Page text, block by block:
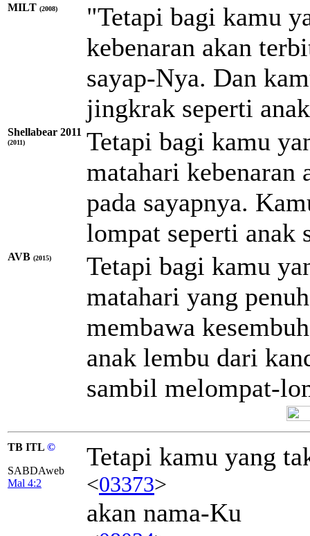
MILT (2008)
"Tetapi bagi kamu
kebenaran akan
sayap-Nya. Dan
jingkrak seperti
Shellabear 2011
(2011)
Tetapi bagi kamu
matahari kebenaran
pada sayapnya.
lompat seperti anak
AVB (2015)
Tetapi bagi kamu
matahari yang
membawa
anak lembu dari
sambil melompat-
TB ITL ©
SABDAweb
Mal 4:2
Tetapi kamu yang
<03373>
akan nama-Ku